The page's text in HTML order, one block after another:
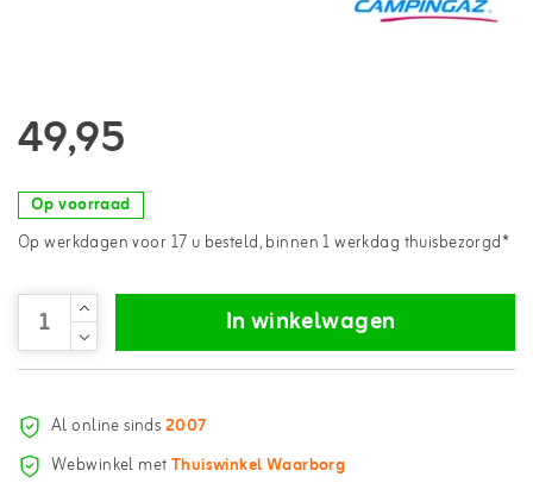
49,95
Op voorraad
Op werkdagen voor 17 u besteld, binnen 1 werkdag thuisbezorgd*
In winkelwagen
Al online sinds2007
Webwinkel metThuiswinkel Waarborg